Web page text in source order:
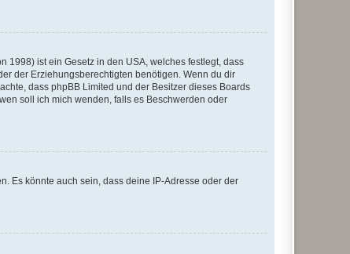
1998) ist ein Gesetz in den USA, welches festlegt, dass
der Erziehungsberechtigten benötigen. Wenn du dir
dass phpBB Limited und der Besitzer dieses Boards
soll ich mich wenden, falls es Beschwerden oder
Es könnte auch sein, dass deine IP-Adresse oder der